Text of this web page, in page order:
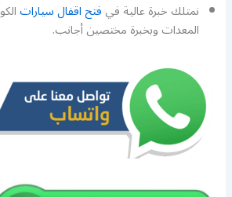
نمتلك خبرة عالية فيفتح اقفال سيارات
المعدات وبخبرة مختصين أجانب.